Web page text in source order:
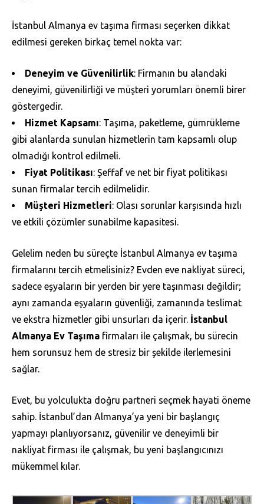
İstanbul Almanya ev taşıma firması seçerken dikkat
edilmesi gereken birkaç temel nokta var:
Deneyim ve Güvenilirlik: Firmanın bu alandaki
deneyimi, güvenilirliği ve müşteri yorumları önemli birer
göstergedir.
Hizmet Kapsamı: Taşıma, paketleme, gümrükleme
gibi alanlarda sunulan hizmetlerin tam kapsamlı olup
olmadığı kontrol edilmeli.
Fiyat Politikası: Şeffaf ve net bir fiyat politikası
sunan firmalar tercih edilmelidir.
Müşteri Hizmetleri: Olası sorunlar karşısında hızlı
ve etkili çözümler sunabilme kapasitesi.
Gelelim neden bu süreçte İstanbul Almanya ev taşıma
firmalarını tercih etmelisiniz? Evden eve nakliyat süreci,
sadece eşyaların bir yerden bir yere taşınması değildir;
aynı zamanda eşyaların güvenliği, zamanında teslimat
ve ekstra hizmetler gibi unsurları da içerir. İstanbul
Almanya Ev Taşıma firmaları ile çalışmak, bu sürecin
hem sorunsuz hem de stresiz bir şekilde ilerlemesini
sağlar.
Evet, bu yolculukta doğru partneri seçmek hayati öneme
sahip. İstanbul’dan Almanya’ya yeni bir başlangıç
yapmayı planlıyorsanız, güvenilir ve deneyimli bir
nakliyat firması ile çalışmak, bu yeni başlangıcınızı
mükemmel kılar.